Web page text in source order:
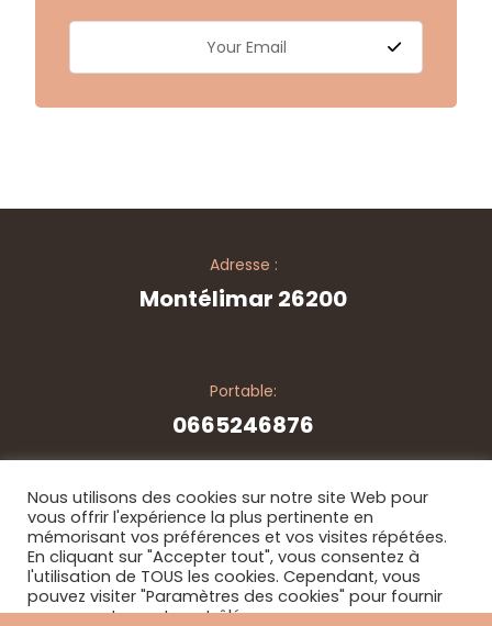
Adresse :
Montélimar 26200
Portable:
0665246876
© Copyright 2026. Tous les droits sont réservés - par
JixsPerformance
Nous utilisons des cookies sur notre site Web pour
vous offrir l'expérience la plus pertinente en
mémorisant vos préférences et vos visites répétées.
En cliquant sur "Accepter tout", vous consentez à
l'utilisation de TOUS les cookies. Cependant, vous
pouvez visiter "Paramètres des cookies" pour fournir
un consentement contrôlé.